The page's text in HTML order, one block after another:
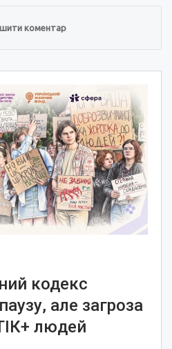
коментар
кодекс
але загроза
людей